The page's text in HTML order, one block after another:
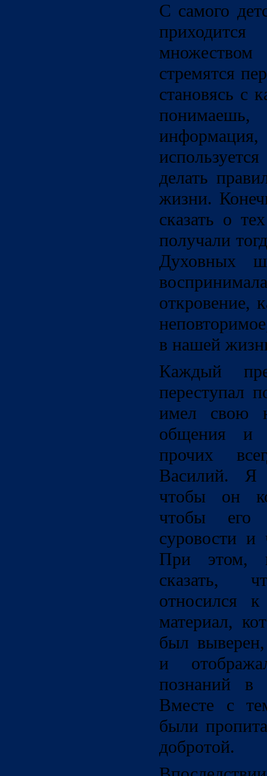
С самого
стремятся
становясь с
информация,
делать
жизни.
сказать о
получали
Духовных
откровение,
в нашей
Каждый
переступал
имел свою
общения и
прочих
Василий. Я
чтобы он
чтобы его
суровости и
При этом,
сказать,
относился
материал,
был выверен,
и
познаний в
Вместе с
были
добротой.